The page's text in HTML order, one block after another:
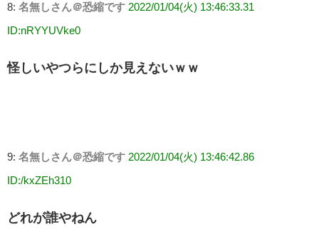
8: 名無しさん＠恐縮です 2022/01/04(火) 13:46:33.31
ID:nRYYUVke0
怪しいやつらにしか見えないｗｗ
9: 名無しさん＠恐縮です 2022/01/04(火) 13:46:42.86
ID:/kxZEh310
どれが誰やねん